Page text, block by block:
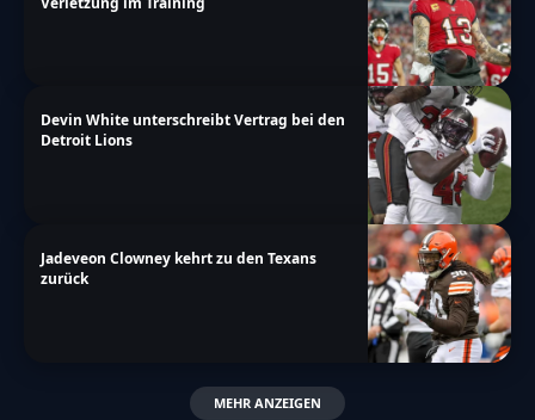
Devin White unterschreibt Vertrag bei den
Detroit Lions
Jadeveon Clowney kehrt zu den Texans
zurück
MEHR ANZEIGEN